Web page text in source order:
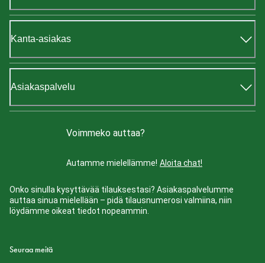
Kanta-asiakas
Asiakaspalvelu
Voimmeko auttaa?
Autamme mielellämme! Aloita chat!
Onko sinulla kysyttävää tilauksestasi? Asiakaspalvelumme
auttaa sinua mielellään – pidä tilausnumerosi valmiina, niin
löydämme oikeat tiedot nopeammin.
Seuraa meitä